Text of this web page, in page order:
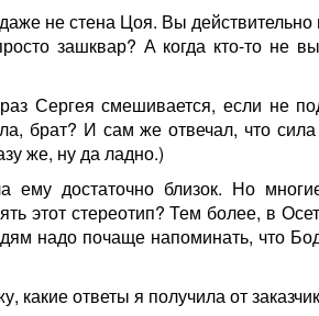
не стена Цоя. Вы действительно
зашквар? А когда кто-то не
Сергея смешивается, если не
И сам же отвечал, что
же, ну да ладно.)
достаточно близок. Но
этот стереотип? Тем более, в
надо почаще напоминать, что
какие ответы я получила от